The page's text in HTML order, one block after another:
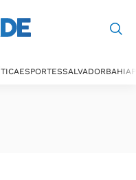
ESPORTESSALVADORBAHIA